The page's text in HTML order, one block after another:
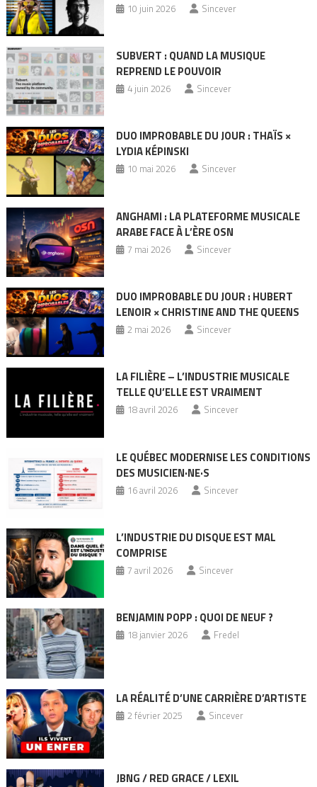
10 juin 2026 Sincever
SUBVERT : QUAND LA MUSIQUE
REPREND LE POUVOIR
4 juin 2026 Sincever
DUO IMPROBABLE DU JOUR : THAÏS ×
LYDIA KÉPINSKI
10 mai 2026 Sincever
ANGHAMI : LA PLATEFORME MUSICALE
ARABE FACE À L’ÈRE OSN
7 mai 2026 Sincever
DUO IMPROBABLE DU JOUR : HUBERT
LENOIR × CHRISTINE AND THE QUEENS
2 mai 2026 Sincever
LA FILIÈRE – L’INDUSTRIE MUSICALE
TELLE QU’ELLE EST VRAIMENT
18 avril 2026 Sincever
LE QUÉBEC MODERNISE LES CONDITIONS
DES MUSICIEN·NE·S
16 avril 2026 Sincever
L’INDUSTRIE DU DISQUE EST MAL
COMPRISE
7 avril 2026 Sincever
BENJAMIN POPP : QUOI DE NEUF ?
18 janvier 2026 Fredel
LA RÉALITÉ D’UNE CARRIÈRE D’ARTISTE
2 février 2025 Sincever
JBNG / RED GRACE / LEXIL